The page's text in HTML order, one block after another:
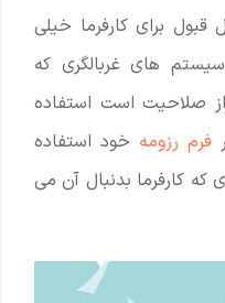
قبول برای کارفرما خیلی
های غربالگری که
صلاحیت است استفاده
فرم رزومه خود استفاده
که کارفرما بدنبال آن می